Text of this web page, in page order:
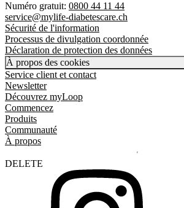
Numéro gratuit: 0800 44 11 44
service@mylife-diabetescare.ch
Sécurité de l'information
Processus de divulgation coordonnée
Déclaration de protection des données
À propos des cookies
Service client et contact
Newsletter
Découvrez myLoop
Commencez
Produits
Communauté
À propos
DELETE